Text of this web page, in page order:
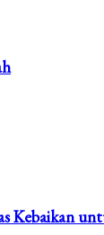
Kebaikan